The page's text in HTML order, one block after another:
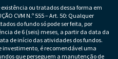
existência ou tratados dessa forma em
CVM N.º 555 – Art. 50: Qualquer
do fundo só pode ser feita, por
de 6 (seis) meses, a partir da data da
de início das atividades dos fundos.
investimento, é recomendável uma
que perseguem a manutenção de